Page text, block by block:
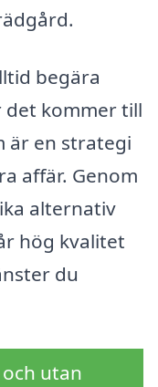
begära
kommer till
är en strategi
affär. Genom
alternativ
hög kvalitet
du
utan